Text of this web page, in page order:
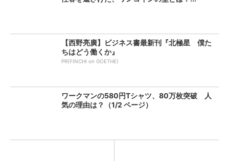
【西野亮廣】ビジネス書最新刊『北極星 僕た
ちはどう働くか』
PR(FINCHI on GOETHE)
ワークマンの580円Tシャツ、80万枚突破 人
気の理由は？（1/2 ページ）